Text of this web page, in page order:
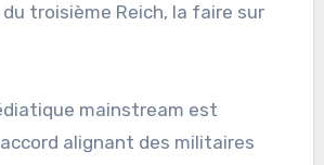
troisième Reich, la faire sur
mainstream est
alignant des militaires